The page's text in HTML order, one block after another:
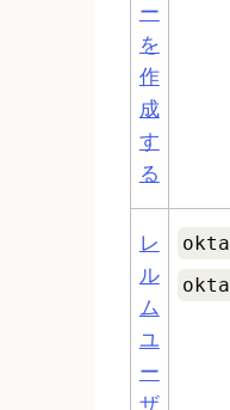
ー
を
作
成
す
る
レ
ル
ム
ユ
ー
ザ